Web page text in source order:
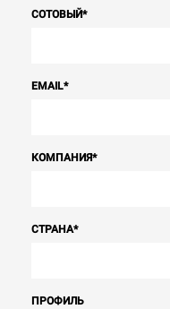
СОТОВЫЙ*
EMAIL*
КОМПАНИЯ*
СТРАНА*
ПРОФИЛЬ